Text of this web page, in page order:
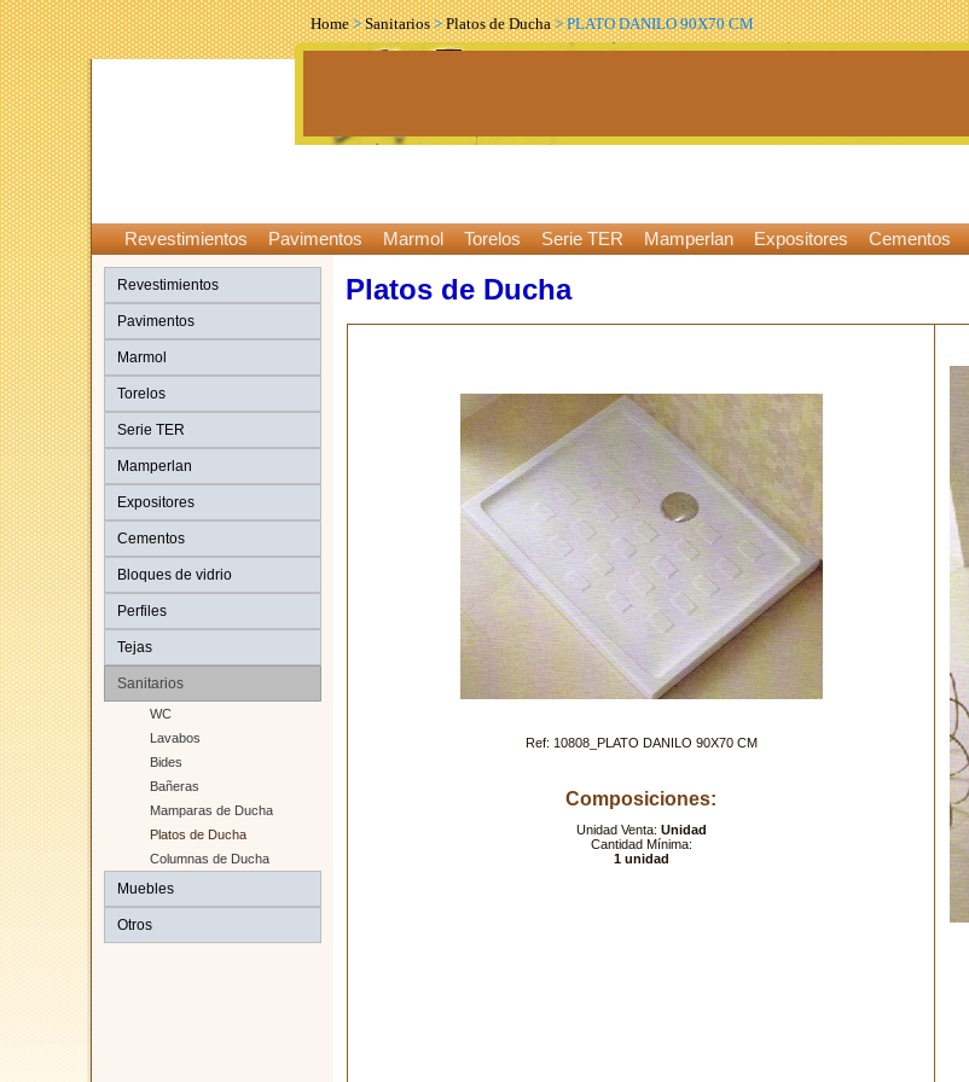
Home>Sanitarios>Platos de Ducha> PLATO DANILO 90X70 CM
Revestimientos Pavimentos Marmol Torelos Serie TER Mamperlan Expositores Cementos
Revestimientos
Pavimentos
Marmol
Torelos
Serie TER
Mamperlan
Expositores
Cementos
Bloques de vidrio
Perfiles
Tejas
Sanitarios
WC
Lavabos
Bides
Bañeras
Mamparas de Ducha
Platos de Ducha
Columnas de Ducha
Muebles
Otros
Platos de Ducha
Ref: 10808_PLATO DANILO 90X70 CM
Composiciones:
Unidad Venta: Unidad
Cantidad Mínima:
1 unidad